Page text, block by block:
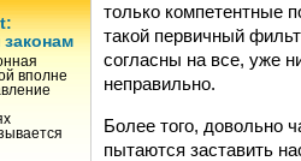
вполне
только компетентные
такой первичный
согласны на все, уже
неправильно.
Более того, довольно
пытаются заставить